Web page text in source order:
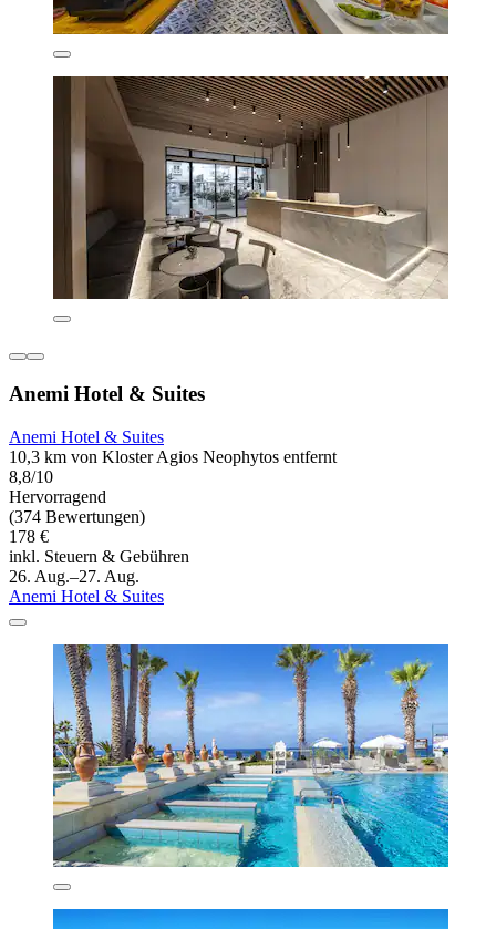
Anemi Hotel & Suites
Anemi Hotel & Suites
10,3 km von Kloster Agios Neophytos entfernt
8,8/10
Hervorragend
(374 Bewertungen)
178 €
inkl. Steuern & Gebühren
26. Aug.–27. Aug.
Anemi Hotel & Suites